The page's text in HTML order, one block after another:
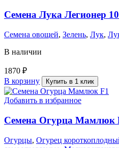
Семена Лука Легионер
Семена овощей, Зелень, Лук,
В наличии
1870 ₽
В корзину
Купить в 1 клик
Добавить в избранное
Семена Огурца Мамлюк
Огурцы, Огурец